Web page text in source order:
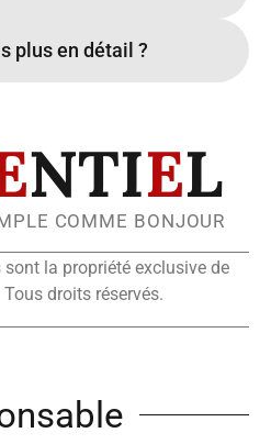
plus en détail ?
NTIEL
COMME BONJOUR
la propriété exclusive de
droits réservés.